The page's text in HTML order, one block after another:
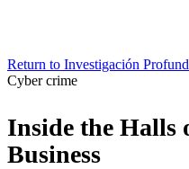
Return to Investigación
Cyber crime
Inside the Halls
Business